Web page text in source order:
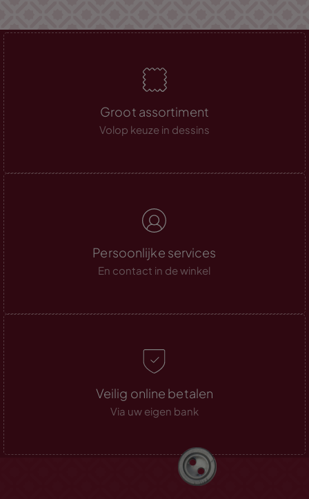
Groot assortiment
Volop keuze in dessins
Persoonlijke services
En contact in de winkel
Veilig online betalen
Via uw eigen bank